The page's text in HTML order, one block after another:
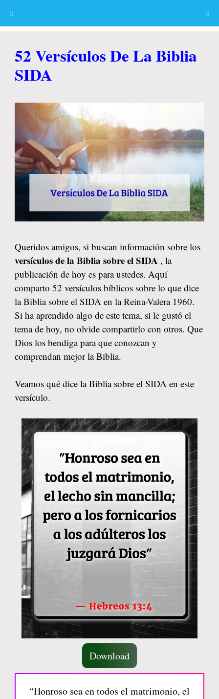
52 Versículos De La Biblia
SIDA
Queridos amigos, si buscan información sobre los
versículos de la Biblia sobre el SIDA , la
publicación de hoy es para ustedes. Aquí
comparto 52 versículos bíblicos sobre lo que dice
la Biblia sobre el SIDA en la Reina-Valera 1960.
Si ha aprendido algo de este tema, si le gustó el
tema de hoy, no olvide compartirlo con otros. Que
Dios los bendiga para que conozcan y
comprendan mejor la Biblia.
Veamos qué dice la Biblia sobre el SIDA en este
versículo.
Download
“Honroso sea en todos el matrimonio, el